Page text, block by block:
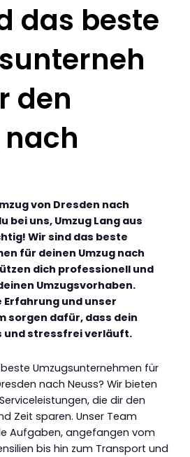
das beste
den
von Dresden nach
bei uns, Umzug Lang aus
Wir sind das beste
für deinen Umzug nach
dich professionell und
Umzugsvorhaben.
und unser
sorgen dafür, dass dein
und stressfrei verläuft.
Umzugsunternehmen für
nach Neuss? Wir bieten
die dir den
Zeit sparen. Unser Team
Aufgaben, angefangen vom
bis hin zum Transport und